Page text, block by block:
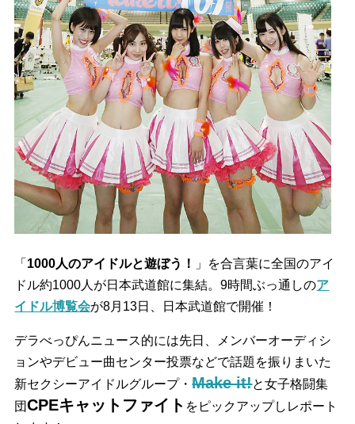
「 1000人のアイドルと遊ぼう！
」を合言葉に全国のアイ
ドル約1000人が日本武道館に集結。9時間ぶっ通しのア
イドル博覧会が8月13日、日本武道館で開催！
デラべっぴんニュース的には先日、メンバーオーディシ
ョンやデビュー曲センター投票などで話題を振りまいた
新セクシーアイドルグループ・Make it!と女子格闘集
団CPEキャットファイト をピックアップしレポート